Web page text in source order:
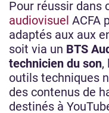
Pour réussir dans
audiovisuel ACFA
adaptés aux aux
soit via un BTS
technicien du son,
outils techniques
des contenus de
destinés à